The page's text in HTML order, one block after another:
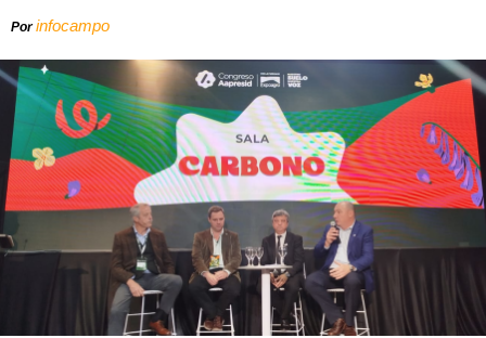
Porinfocampo